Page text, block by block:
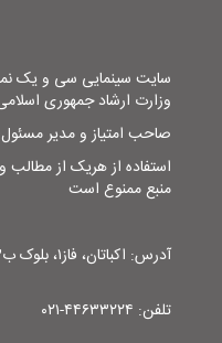
سایت سینمایی سی و یک
وزارت ارشاد جمهوری
صاحب امتیاز و مدیر مسئول:
منبع ممنوع است
آدرس: اکباتان، فاز۱، بلوک ب۳، ورودی۲، شماره ۴۳
تلفن: ۴۴۶۳۳۲۲۴-۰۲۱